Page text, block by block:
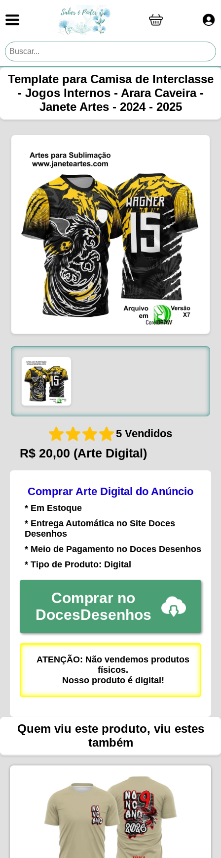
Template para Camisa de Interclasse
- Jogos Internos - Arara Caveira -
Janete Artes - 2024 - 2025
5 Vendidos
R$ 20,00 (Arte Digital)
Comprar Arte Digital do Anúncio
* Em Estoque
* Entrega Automática no Site Doces
Desenhos
* Meio de Pagamento no Doces Desenhos
* Tipo de Produto: Digital
Comprar no
DocesDesenhos
ATENÇÃO: Não vendemos produtos
físicos.
Nosso produto é digital!
Quem viu este produto, viu estes
também